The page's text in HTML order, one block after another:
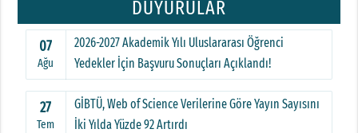
DUYURULAR
07
Ağu
2026-2027 Akademik Yılı Uluslararası Öğrenci
Yedekler İçin Başvuru Sonuçları Açıklandı!
27
Tem
GİBTÜ, Web of Science Verilerine Göre Yayın Sayısını
İki Yılda Yüzde 92 Artırdı